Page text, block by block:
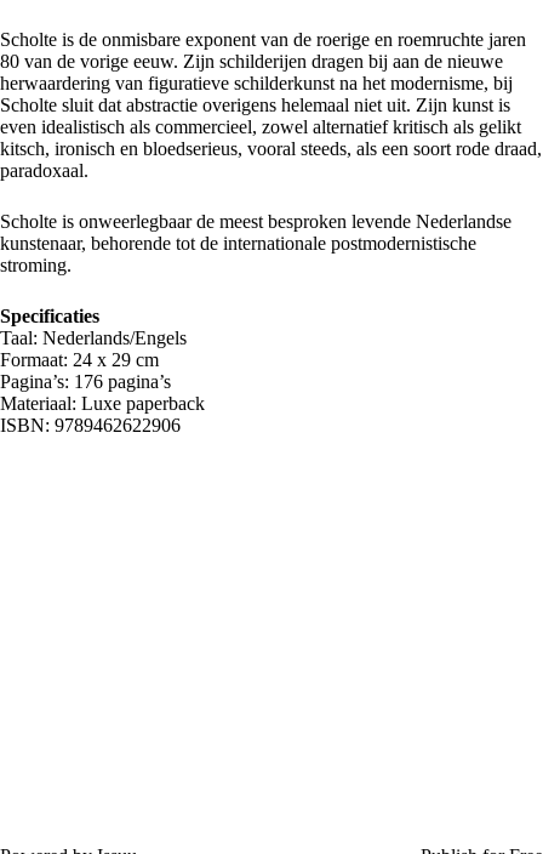
Scholte is de onmisbare exponent van de roerige en roemruchte jaren
80 van de vorige eeuw. Zijn schilderijen dragen bij aan de nieuwe
herwaardering van figuratieve schilderkunst na het modernisme, bij
Scholte sluit dat abstractie overigens helemaal niet uit. Zijn kunst is
even idealistisch als commercieel, zowel alternatief kritisch als gelikt
kitsch, ironisch en bloedserieus, vooral steeds, als een soort rode draad,
paradoxaal.
Scholte is onweerlegbaar de meest besproken levende Nederlandse
kunstenaar, behorende tot de internationale postmodernistische
stroming.
Specificaties
Taal: Nederlands/Engels
Formaat: 24 x 29 cm
Pagina’s: 176 pagina’s
Materiaal: Luxe paperback
ISBN: 9789462622906